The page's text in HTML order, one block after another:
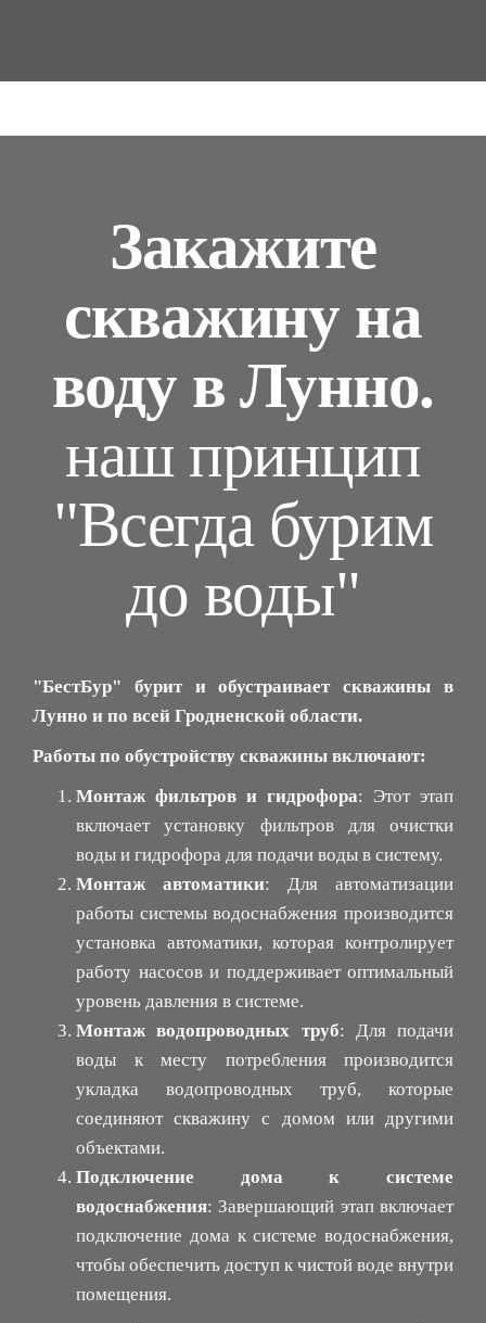
Закажите
скважину на
воду в Лунно.
наш принцип
"Всегда бурим
до воды"
"БестБур" бурит и обустраивает скважины в
Лунно и по всей Гродненской области.
Работы по обустройству скважины включают:
Монтаж фильтров и гидрофора: Этот этап
включает установку фильтров для очистки
воды и гидрофора для подачи воды в систему.
Монтаж автоматики: Для автоматизации
работы системы водоснабжения производится
установка автоматики, которая контролирует
работу насосов и поддерживает оптимальный
уровень давления в системе.
Монтаж водопроводных труб: Для подачи
воды к месту потребления производится
укладка водопроводных труб, которые
соединяют скважину с домом или другими
объектами.
Подключение дома к системе
водоснабжения: Завершающий этап включает
подключение дома к системе водоснабжения,
чтобы обеспечить доступ к чистой воде внутри
помещения.